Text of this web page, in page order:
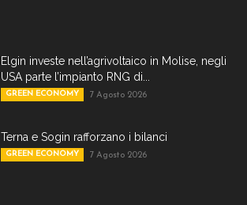
Elgin investe nell’agrivoltaico in Molise, negli
USA parte l’impianto RNG di...
GREEN ECONOMY 7 Agosto 2026
Terna e Sogin rafforzano i bilanci
GREEN ECONOMY 7 Agosto 2026